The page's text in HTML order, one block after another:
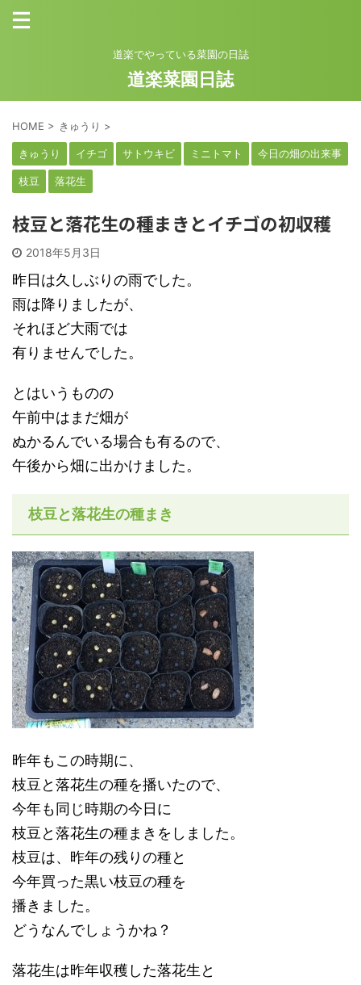
道楽でやっている菜園の日誌
道楽菜園日誌
HOME > きゅうり >
きゅうり イチゴ サトウキビ ミニトマト 今日の畑の出来事
枝豆 落花生
枝豆と落花生の種まきとイチゴの初収穫
2018年5月3日
昨日は久しぶりの雨でした。
雨は降りましたが、
それほど大雨では
有りませんでした。
とはいうものの
午前中はまだ畑が
ぬかるんでいる場合も有るので、
午後から畑に出かけました。
枝豆と落花生の種まき
昨年もこの時期に、
枝豆と落花生の種を播いたので、
今年も同じ時期の今日に
枝豆と落花生の種まきをしました。
枝豆は、昨年の残りの種と
今年買った黒い枝豆の種を
播きました。
どうなんでしょうかね？
落花生は昨年収穫した落花生と